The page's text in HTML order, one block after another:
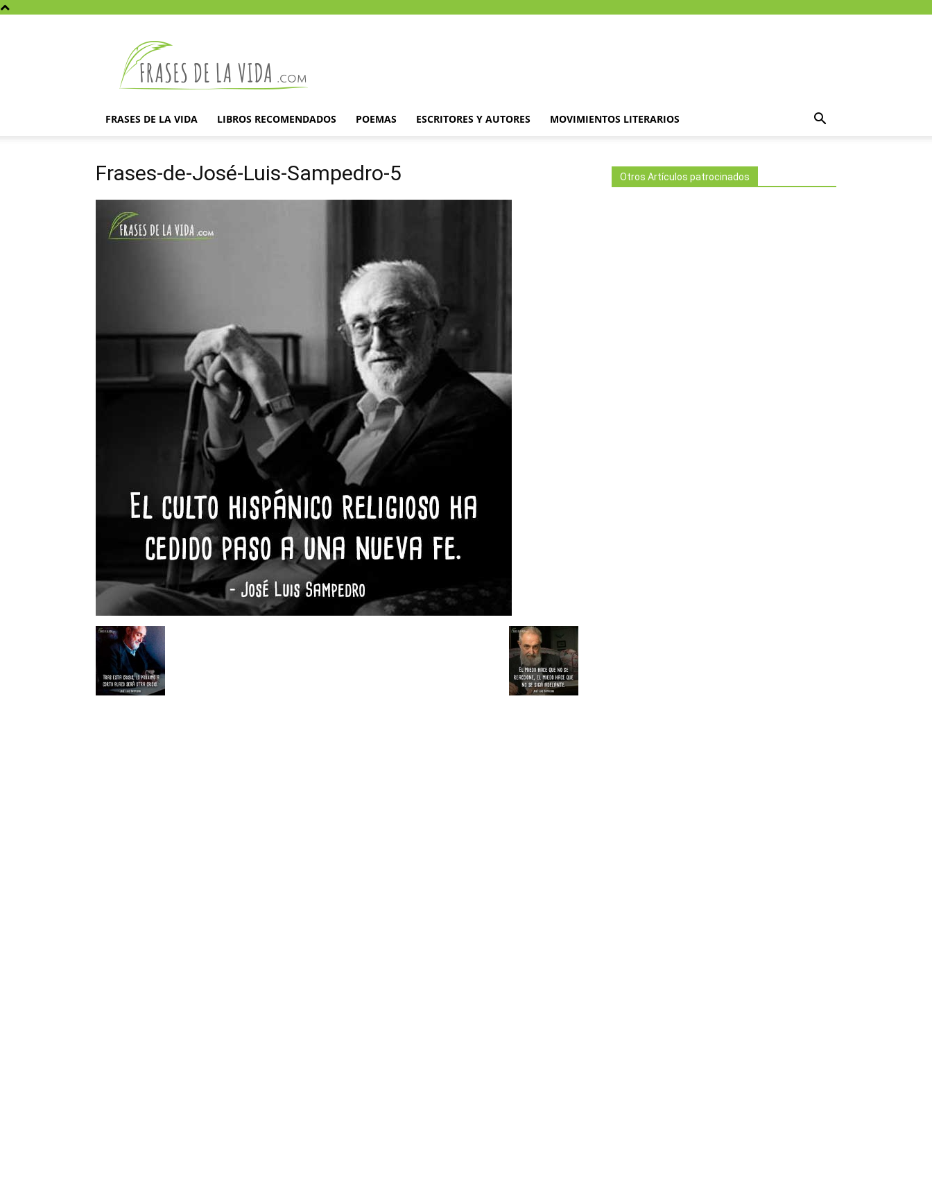
la
vida
FRASES DE LA VIDA LIBROS RECOMENDADOS POEMAS ESCRITORES Y AUTORES MOVIMIENTOS LITERARIOS
Frases-de-José-Luis-Sampedro-5 Otros Artículos patrocinados